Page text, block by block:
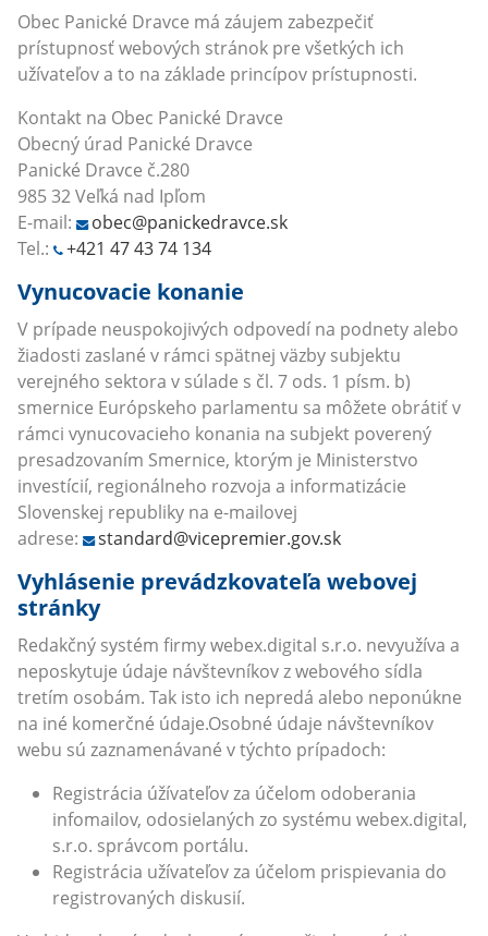
Obec Panické Dravce má záujem zabezpečiť
prístupnosť webových stránok pre všetkých ich
užívateľov a to na základe princípov prístupnosti.
Kontakt na Obec Panické Dravce
Obecný úrad Panické Dravce
Panické Dravce č.280
985 32 Veľká nad Ipľom
E-mail:
obec@panickedravce.sk
Tel.:
+421 47 43 74 134
Vynucovacie konanie
V prípade neuspokojivých odpovedí na podnety alebo
žiadosti zaslané v rámci spätnej väzby subjektu
verejného sektora v súlade s čl. 7 ods. 1 písm. b)
smernice Európskeho parlamentu sa môžete obrátiť v
rámci vynucovacieho konania na subjekt poverený
presadzovaním Smernice, ktorým je Ministerstvo
investícií, regionálneho rozvoja a informatizácie
Slovenskej republiky na e-mailovej
adrese:
standard@vicepremier.gov.sk
Vyhlásenie prevádzkovateľa webovej
stránky
Redakčný systém firmy webex.digital s.r.o. nevyužíva a
neposkytuje údaje návštevníkov z webového sídla
tretím osobám. Tak isto ich nepredá alebo neponúkne
na iné komerčné údaje.Osobné údaje návštevníkov
webu sú zaznamenávané v týchto prípadoch:
Registrácia úžívateľov za účelom odoberania
infomailov, odosielaných zo systému webex.digital,
s.r.o. správcom portálu.
Registrácia užívateľov za účelom prispievania do
registrovaných diskusií.